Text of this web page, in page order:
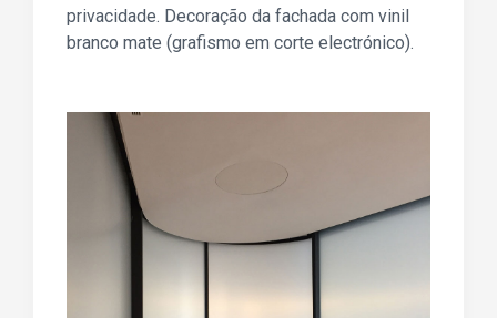
privacidade. Decoração da fachada com vinil
branco mate (grafismo em corte electrónico).